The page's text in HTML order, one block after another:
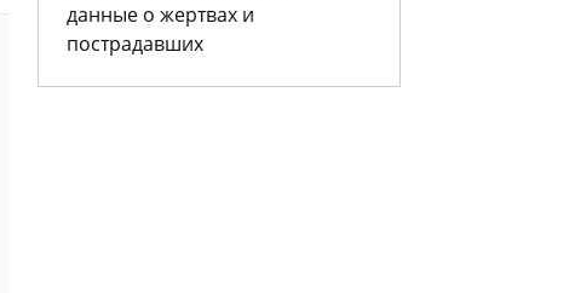
данные о жертвах и
пострадавших